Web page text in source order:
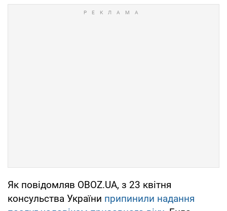
Як повідомляв OBOZ.UA, з 23 квітня
консульства України припинили надання